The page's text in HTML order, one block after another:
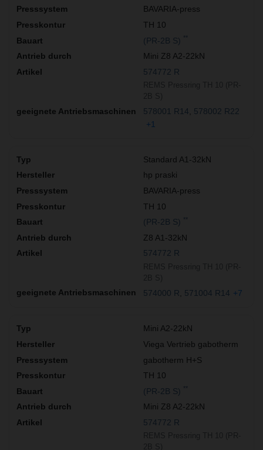
BAVARIA-press
TH 10
(PR-2B S)
Mini Z8 A2-22kN
574772 R
578001 R14
578002 R22
+1
Standard A1-32kN
hp praski
BAVARIA-press
TH 10
(PR-2B S)
Z8 A1-32kN
574772 R
574000 R 571004 R14 +7
Mini A2-22kN
Viega Vertrieb gabotherm
gabotherm H+S
TH 10
(PR-2B S)
Mini Z8 A2-22kN
574772 R